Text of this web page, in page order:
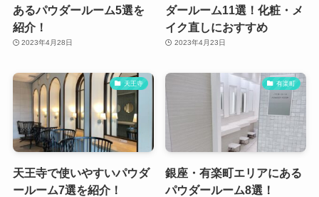
あるパウダールーム5選を
紹介！
2023年4月28日
ダールーム11選！化粧・メ
イク直しにおすすめ
2023年4月23日
天王寺
天王寺で使いやすいパウダ
ールーム7選を紹介！
有楽町
銀座・有楽町エリアにある
パウダールーム8選！